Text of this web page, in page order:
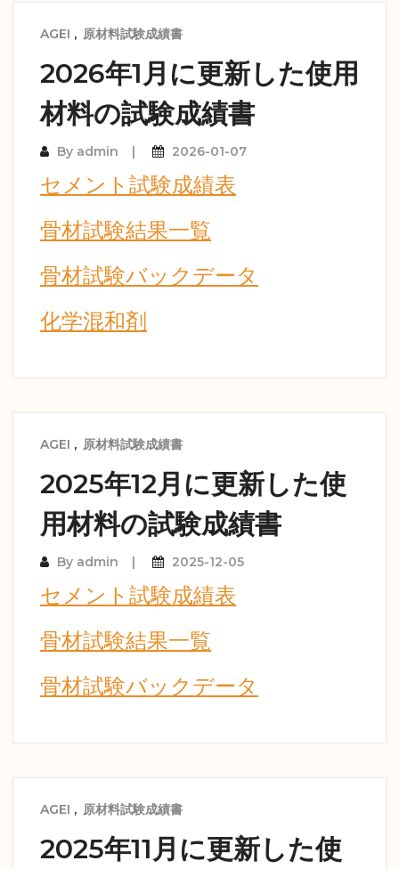
AGEI , 原材料試験成績書
2026年1月に更新した使用
材料の試験成績書
By admin 2026-01-07
セメント試験成績表
骨材試験結果一覧
骨材試験バックデータ
化学混和剤
AGEI , 原材料試験成績書
2025年12月に更新した使
用材料の試験成績書
By admin 2025-12-05
セメント試験成績表
骨材試験結果一覧
骨材試験バックデータ
AGEI , 原材料試験成績書
2025年11月に更新した使